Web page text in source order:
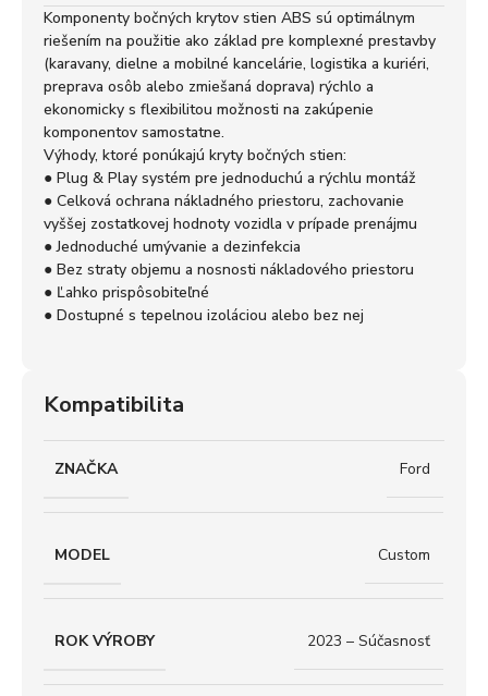
Komponenty bočných krytov stien ABS sú optimálnym
riešením na použitie ako základ pre komplexné prestavby
(karavany, dielne a mobilné kancelárie, logistika a kuriéri,
preprava osôb alebo zmiešaná doprava) rýchlo a
ekonomicky s flexibilitou možnosti na zakúpenie
komponentov samostatne.
Výhody, ktoré ponúkajú kryty bočných stien:
● Plug & Play systém pre jednoduchú a rýchlu montáž
● Celková ochrana nákladného priestoru, zachovanie
vyššej zostatkovej hodnoty vozidla v prípade prenájmu
● Jednoduché umývanie a dezinfekcia
● Bez straty objemu a nosnosti nákladového priestoru
● Ľahko prispôsobiteľné
● Dostupné s tepelnou izoláciou alebo bez nej
Kompatibilita
ZNAČKA Ford
MODEL Custom
ROK VÝROBY 2023 – Súčasnosť